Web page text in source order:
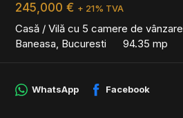
245,000 € + 21% TVA
Casă / Vilă cu 5 camere de vânzare
Baneasa, Bucuresti
94.35 mp
WhatsApp Facebook